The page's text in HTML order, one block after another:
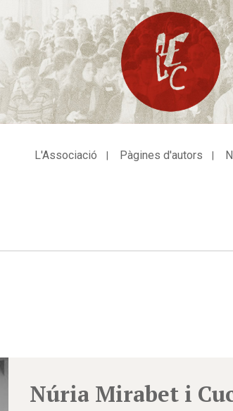
L'Associació Pàgines d'autors
Núria Mirabet i